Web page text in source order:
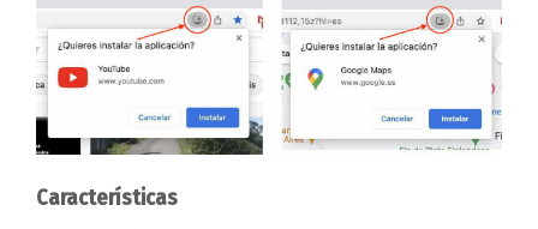
Características